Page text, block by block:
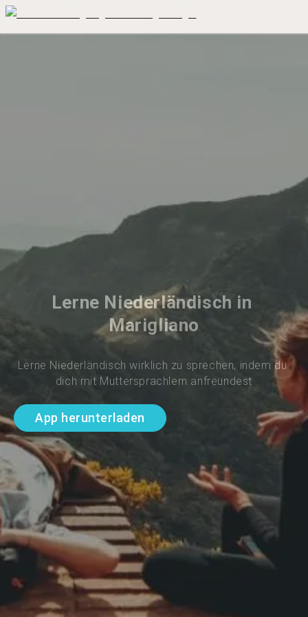
Lerne Niederländisch in
Marigliano
Lerne Niederländisch wirklich zu sprechen, indem du
dich mit Muttersprachlern anfreundest
App herunterladen